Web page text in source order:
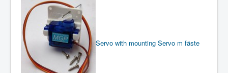
Servo with mounting Servo m fäste